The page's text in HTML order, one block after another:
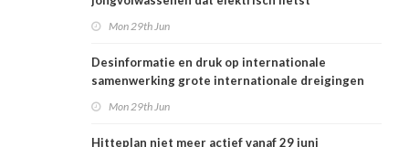
Mon 29th Jun
Desinformatie en druk op internationale
samenwerking grote internationale dreigingen
Mon 29th Jun
Hitteplan niet meer actief vanaf 29 juni